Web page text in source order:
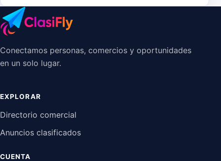
Conectamos personas, comercios y oportunidades
en un solo lugar.
EXPLORAR
Directorio comercial
Anuncios clasificados
CUENTA